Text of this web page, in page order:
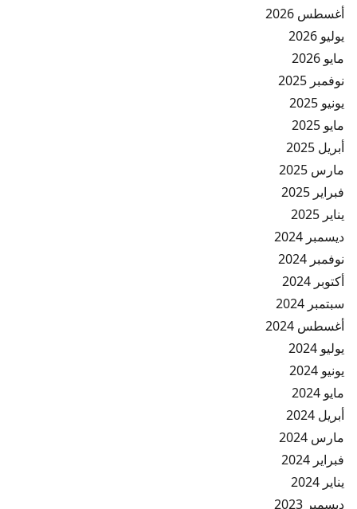
أغسطس 2026
يوليو 2026
مايو 2026
نوفمبر 2025
يونيو 2025
مايو 2025
أبريل 2025
مارس 2025
فبراير 2025
يناير 2025
ديسمبر 2024
نوفمبر 2024
أكتوبر 2024
سبتمبر 2024
أغسطس 2024
يوليو 2024
يونيو 2024
مايو 2024
أبريل 2024
مارس 2024
فبراير 2024
يناير 2024
ديسمبر 2023